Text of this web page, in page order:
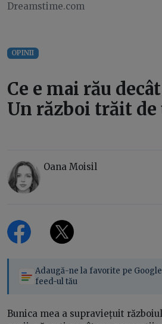
Dreamstime.com
OPINII
Ce e mai rău
Un război trăit de
Oana Moisil
Adaugă-ne la favorite pe
feed-ul tău
Bunica mea a supraviețuit